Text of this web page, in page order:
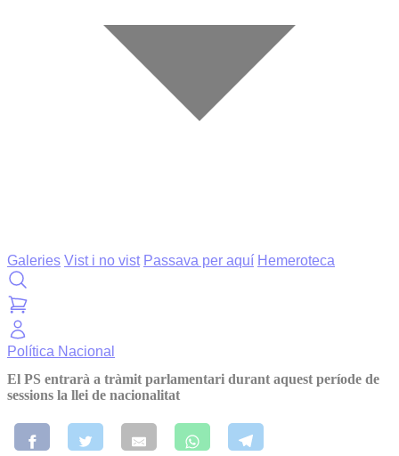
Galeries Vist i no vist Passava per aquí Hemeroteca
Política Nacional
El PS entrarà a tràmit parlamentari durant aquest període de
sessions la llei de nacionalitat